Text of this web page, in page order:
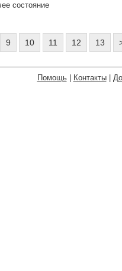
состояние
9 10 11 12 13
Помощь| Контакты|